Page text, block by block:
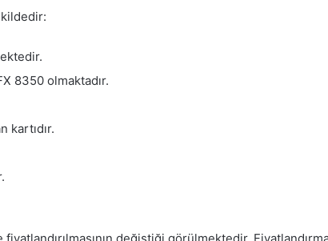
8350 olmaktadır.
kartıdır.